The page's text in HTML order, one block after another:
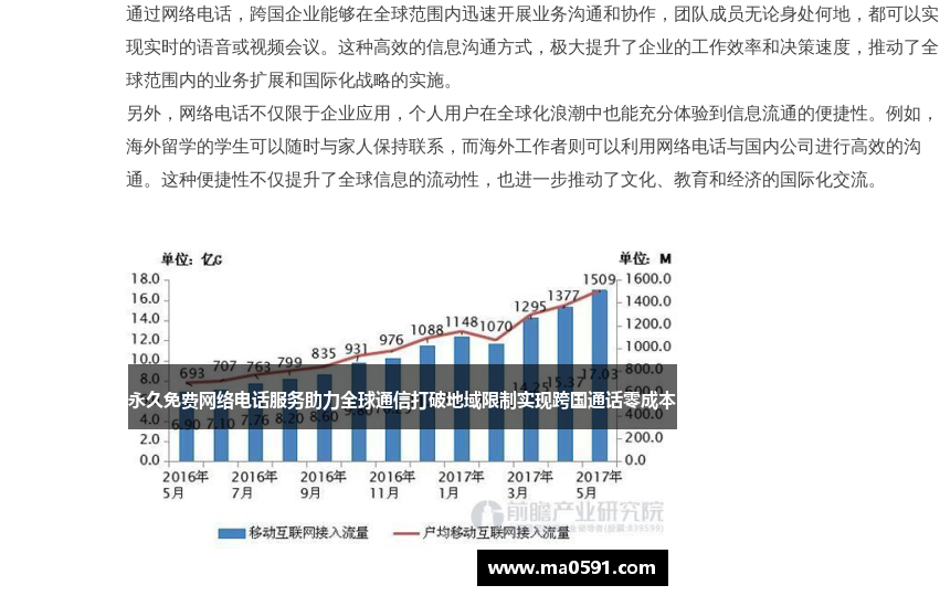
通过网络电话，跨国企业能够在全球范围内迅速开展业务沟通和协作，团队成员无论身处何地，都可以实
现实时的语音或视频会议。这种高效的信息沟通方式，极大提升了企业的工作效率和决策速度，推动了全
球范围内的业务扩展和国际化战略的实施。
另外，网络电话不仅限于企业应用，个人用户在全球化浪潮中也能充分体验到信息流通的便捷性。例如，
海外留学的学生可以随时与家人保持联系，而海外工作者则可以利用网络电话与国内公司进行高效的沟
通。这种便捷性不仅提升了全球信息的流动性，也进一步推动了文化、教育和经济的国际化交流。